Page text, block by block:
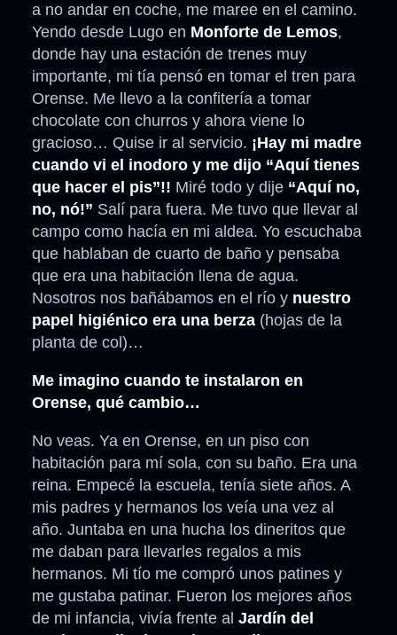
a no andar en coche, me maree en el camino.
Yendo desde Lugo en Monforte de Lemos,
donde hay una estación de trenes muy
importante, mi tía pensó en tomar el tren para
Orense. Me llevo a la confitería a tomar
chocolate con churros y ahora viene lo
gracioso… Quise ir al servicio. ¡Hay mi madre
cuando vi el inodoro y me dijo “Aquí tienes
que hacer el pis”!! Miré todo y dije “Aquí no,
no, nó!” Salí para fuera. Me tuvo que llevar al
campo como hacía en mi aldea. Yo escuchaba
que hablaban de cuarto de baño y pensaba
que era una habitación llena de agua.
Nosotros nos bañábamos en el río y nuestro
papel higiénico era una berza (hojas de la
planta de col)…
Me imagino cuando te instalaron en
Orense, qué cambio…
No veas. Ya en Orense, en un piso con
habitación para mí sola, con su baño. Era una
reina. Empecé la escuela, tenía siete años. A
mis padres y hermanos los veía una vez al
año. Juntaba en una hucha los dineritos que
me daban para llevarles regalos a mis
hermanos. Mi tío me compró unos patines y
me gustaba patinar. Fueron los mejores años
de mi infancia, vivía frente al Jardín del